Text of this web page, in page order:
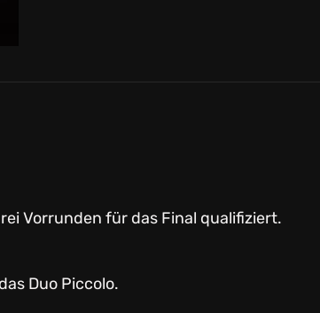
Vorrunden für das Final qualifiziert.
Duo Piccolo.